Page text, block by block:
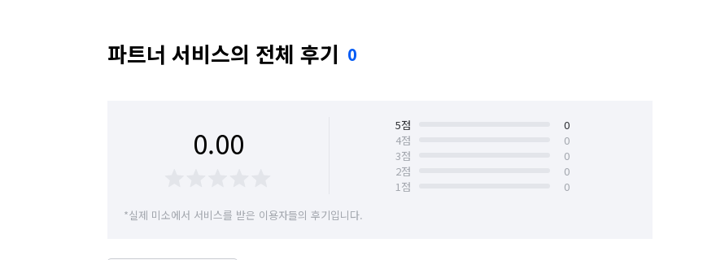
파트너 서비스의 전체 후기 0
0.00 5점
0
4점
0
3점
0
2점
0
1점
0
*실제 미소에서 서비스를 받은 이용자들의 후기입니다.